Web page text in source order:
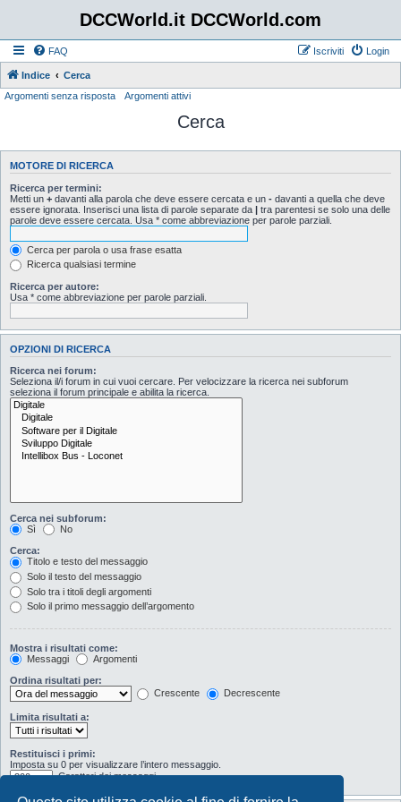
DCCWorld.it DCCWorld.com
FAQ Login
Iscriviti
Indice
Cerca
Argomenti senza risposta
Argomenti attivi
Cerca
MOTORE DI RICERCA
Ricerca per termini:
Metti un + davanti alla parola che deve essere cercata e un - davanti a quella che deve
essere ignorata. Inserisci una lista di parole separate da | tra parentesi se solo una delle
parole deve essere cercata. Usa * come abbreviazione per parole parziali.
Cerca per parola o usa frase esatta
Ricerca qualsiasi termine
Ricerca per autore:
Usa * come abbreviazione per parole parziali.
OPZIONI DI RICERCA
Ricerca nei forum:
Seleziona il/i forum in cui vuoi cercare. Per velocizzare la ricerca nei subforum
seleziona il forum principale e abilita la ricerca.
Cerca nei subforum:
Sì
No
Cerca:
Titolo e testo del messaggio
Solo il testo del messaggio
Solo tra i titoli degli argomenti
Solo il primo messaggio dell’argomento
Mostra i risultati come:
Messaggi
Argomenti
Ordina risultati per:
Crescente
Decrescente
Limita risultati a:
Restituisci i primi:
Imposta su 0 per visualizzare l’intero messaggio.
Caratteri dei messaggi